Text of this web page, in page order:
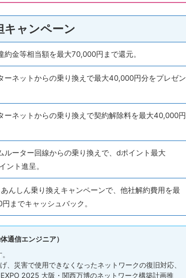
キャンペーン
約金等相当額を最大70,000円まで還元。
ーネットからの乗り換えで最大40,000円分をプレゼン
ーネットからの乗り換えで契約解除料を最大40,000円
ルーター回線からの乗り換えで、dポイント最大
ント進呈。
んしん乗り換えキャンペーンで、他社解約費用を最
までキャッシュバック。
通信エンジニア）
災害で使用できなくなったネットワークの復旧対応、
2025 大阪・関西万博のネットワーク構築計画推